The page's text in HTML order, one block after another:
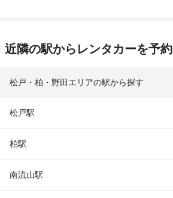
近隣の駅からレンタカーを予約
松戸・柏・野田エリアの駅から探す
松戸駅
柏駅
南流山駅